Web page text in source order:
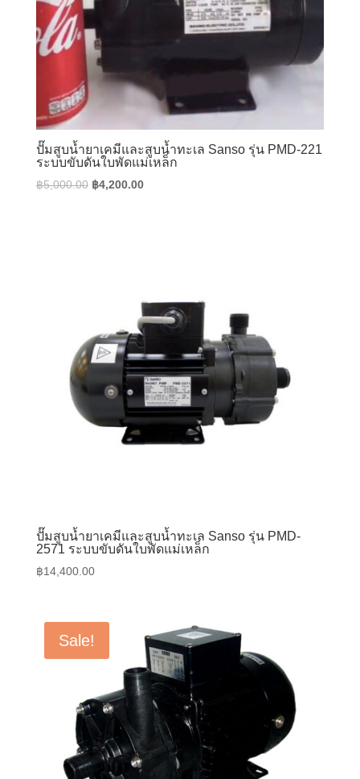
ปั๊มสูบน้ำยาเคมีและสูบน้ำทะเล Sanso รุ่น PMD-221
ระบบขับดันใบพัดแม่เหล็ก
฿5,000.00 Original
฿4,200.00Current
ปั๊มสูบน้ำยาเคมีและสูบน้ำทะเล Sanso รุ่น PMD-
2571 ระบบขับดันใบพัดแม่เหล็ก
฿14,400.00
Sale!